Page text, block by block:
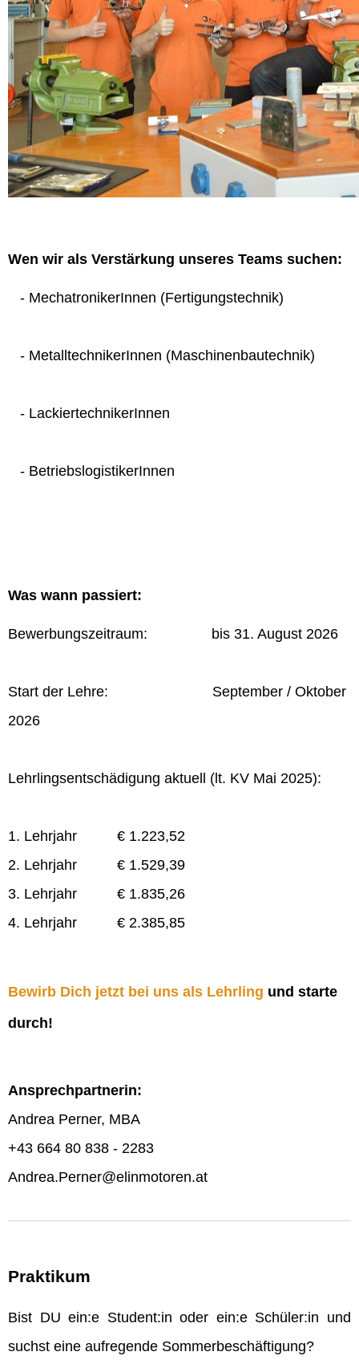
Wen wir als Verstärkung unseres Teams suchen:
- MechatronikerInnen (Fertigungstechnik)
- MetalltechnikerInnen (Maschinenbautechnik)
- LackiertechnikerInnen
- BetriebslogistikerInnen
Was wann passiert:
Bewerbungszeitraum: bis 31. August 2026
Start der Lehre: September / Oktober
2026
Lehrlingsentschädigung aktuell (lt. KV Mai 2025):
1. Lehrjahr € 1.223,52
2. Lehrjahr € 1.529,39
3. Lehrjahr € 1.835,26
4. Lehrjahr € 2.385,85
Bewirb Dich jetzt bei uns als Lehrling und starte
durch!
Ansprechpartnerin:
Andrea Perner, MBA
+43 664 80 838 - 2283
Andrea.Perner@elinmotoren.at
Praktikum
Bist DU ein:e Student:in oder ein:e Schüler:in und
suchst eine aufregende Sommerbeschäftigung?